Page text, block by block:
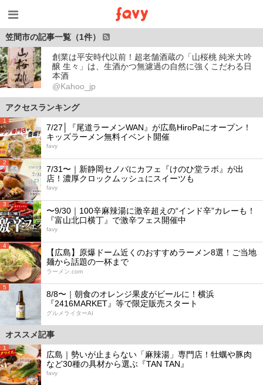
笠間市の記事一覧（1件）
創業は平安時代以前！超老舗酒蔵の「山桜桃 純米大吟
醸 生々」は、生酒かつ無濾過の自然に強くこだわる日
本酒
@Kahoo_jp
アクセスランキング
1
7/27│『尾道ラーメンWAN』が広島HiroPaにオープン！
キッズラーメン無料イベント開催
favy
2
7/31〜｜新静岡セノバにカフェ『けのひ堂ラボ』が出
店！濃厚クロックムッシュにスイーツも
favy
3
〜9/30｜100辛麻辣湯に激辛超えの“インド辛”カレーも！
『富山北口横丁』で激辛フェス開催中
favy
4
【広島】原爆ドーム近くのおすすめラーメン8選！ご当地
麺から話題の一杯まで
ラーメン.com
5
8/8〜｜朝食のオレンジ果皮がビールに！横浜
『2416MARKET』等で限定販売スタート
グルメライターAI
オススメ記事
1
広島｜勢いが止まらない「麻辣湯」専門店！牡蠣や豚肉
など30種の具材から選ぶ『TAN TAN』
favy